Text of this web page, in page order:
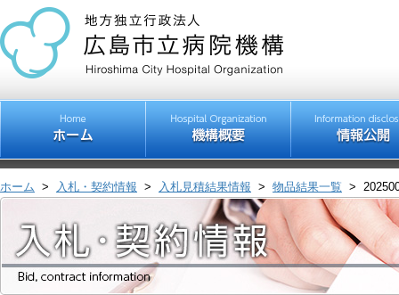
ホーム > 入札・契約情報 > 入札見積結果情報 > 物品結果一覧 >